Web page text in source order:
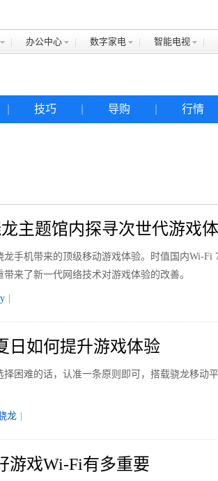
办公中心 数字家电 智能电视
技巧 导购 行情
主题馆内探寻次世代游戏
手机带来的顶级移动游戏体验。时值国内Wi-Fi
来了新一代网络技术对游戏体验的改善。
日如何提升游戏体验
困难的话，认准一条原则即可，搭载骁龙移动
龙
游戏Wi-Fi有多重要